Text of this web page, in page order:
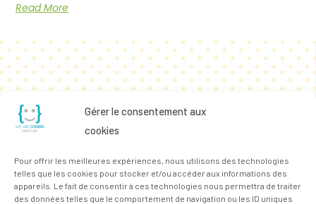
Gérer le consentement aux
cookies
Pour offrir les meilleures expériences, nous utilisons des technologies
telles que les cookies pour stocker et/ou accéder aux informations des
appareils. Le fait de consentir à ces technologies nous permettra de traiter
des données telles que le comportement de navigation ou les ID uniques
Read More